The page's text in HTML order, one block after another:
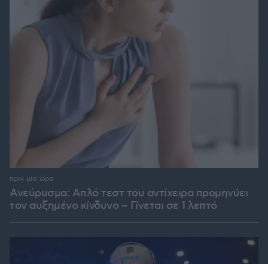
Ανεύρυσμα: Απλό τεστ του αντίχειρα προμηνύει
τον αυξημένο κίνδυνο – Γίνεται σε 1 λεπτό
πριν μία ώρα